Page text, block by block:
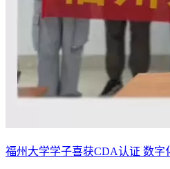
福州大学学子喜获CDA认证 数字